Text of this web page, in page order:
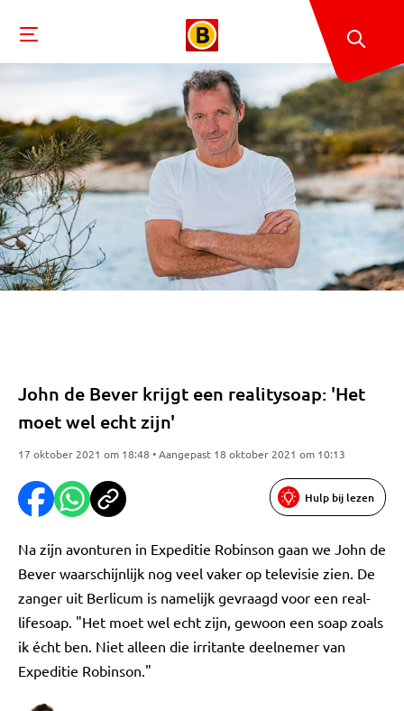
John de Bever krijgt een realitysoap: 'Het
moet wel echt zijn'
17 oktober 2021 om 18:48 • Aangepast 18 oktober 2021 om 10:13
Hulp bij lezen
Na zijn avonturen in Expeditie Robinson gaan we John de
Bever waarschijnlijk nog veel vaker op televisie zien. De
zanger uit Berlicum is namelijk gevraagd voor een real-
lifesoap. "Het moet wel echt zijn, gewoon een soap zoals
ik écht ben. Niet alleen die irritante deelnemer van
Expeditie Robinson."